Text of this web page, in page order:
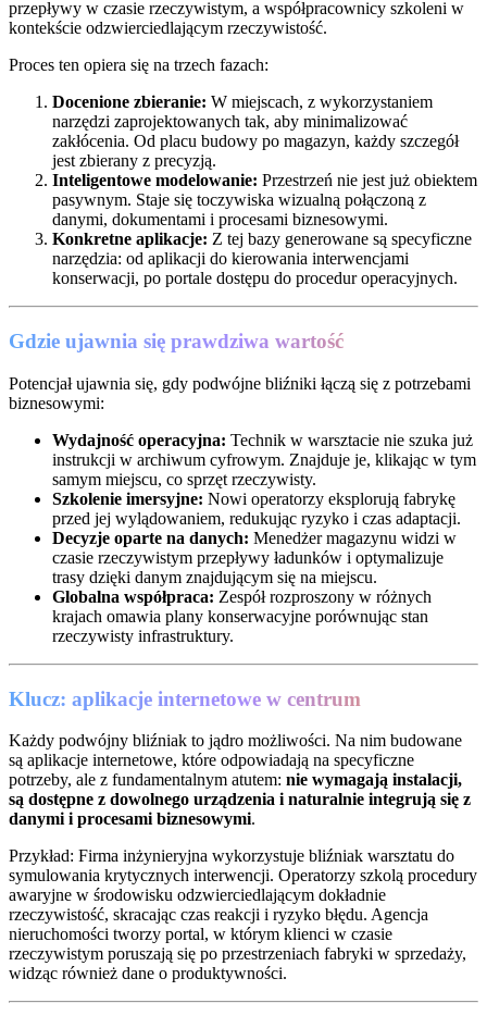
przepływy w czasie rzeczywistym, a współpracownicy szkoleni w
kontekście odzwierciedlającym rzeczywistość.
Proces ten opiera się na trzech fazach:
Docenione zbieranie: W miejscach, z wykorzystaniem
narzędzi zaprojektowanych tak, aby minimalizować
zakłócenia. Od placu budowy po magazyn, każdy szczegół
jest zbierany z precyzją.
Inteligentowe modelowanie: Przestrzeń nie jest już obiektem
pasywnym. Staje się toczywiska wizualną połączoną z
danymi, dokumentami i procesami biznesowymi.
Konkretne aplikacje: Z tej bazy generowane są specyficzne
narzędzia: od aplikacji do kierowania interwencjami
konserwacji, po portale dostępu do procedur operacyjnych.
Gdzie ujawnia się prawdziwa wartość
Potencjał ujawnia się, gdy podwójne bliźniki łączą się z potrzebami
biznesowymi:
Wydajność operacyjna: Technik w warsztacie nie szuka już
instrukcji w archiwum cyfrowym. Znajduje je, klikając w tym
samym miejscu, co sprzęt rzeczywisty.
Szkolenie imersyjne: Nowi operatorzy eksplorują fabrykę
przed jej wylądowaniem, redukując ryzyko i czas adaptacji.
Decyzje oparte na danych: Menedżer magazynu widzi w
czasie rzeczywistym przepływy ładunków i optymalizuje
trasy dzięki danym znajdującym się na miejscu.
Globalna współpraca: Zespół rozproszony w różnych
krajach omawia plany konserwacyjne porównując stan
rzeczywisty infrastruktury.
Klucz: aplikacje internetowe w centrum
Każdy podwójny bliźniak to jądro możliwości. Na nim budowane
są aplikacje internetowe, które odpowiadają na specyficzne
potrzeby, ale z fundamentalnym atutem: nie wymagają instalacji,
są dostępne z dowolnego urządzenia i naturalnie integrują się z
danymi i procesami biznesowymi.
Przykład: Firma inżynieryjna wykorzystuje bliźniak warsztatu do
symulowania krytycznych interwencji. Operatorzy szkolą procedury
awaryjne w środowisku odzwierciedlającym dokładnie
rzeczywistość, skracając czas reakcji i ryzyko błędu. Agencja
nieruchomości tworzy portal, w którym klienci w czasie
rzeczywistym poruszają się po przestrzeniach fabryki w sprzedaży,
widząc również dane o produktywności.